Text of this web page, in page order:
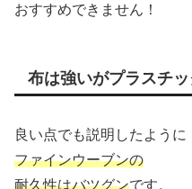
おすすめできません！
布は強いがプラスチ
良い点でも説明したように
ファインウーブンの
耐久性はバツグンです。